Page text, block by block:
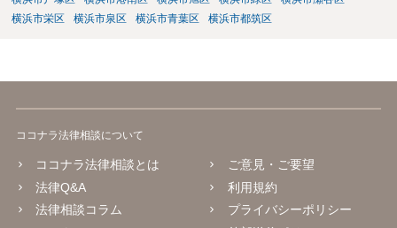
横浜市栄区
横浜市泉区 横浜市青葉区 横浜市都筑区
ココナラ法律相談について
ココナラ法律相談とは
法律Q&A
法律相談コラム
ご意見・ご要望
利用規約
プライバシーポリシー